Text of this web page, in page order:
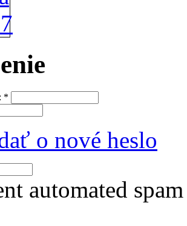
*
o nové heslo
automated